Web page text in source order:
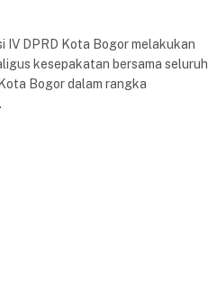
IV DPRD Kota Bogor melakukan
kesepakatan bersama seluruh
Bogor dalam rangka